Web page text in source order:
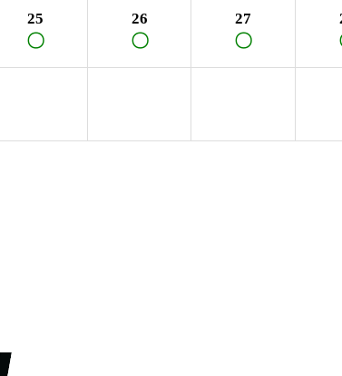
25
〇
26
〇
27
〇